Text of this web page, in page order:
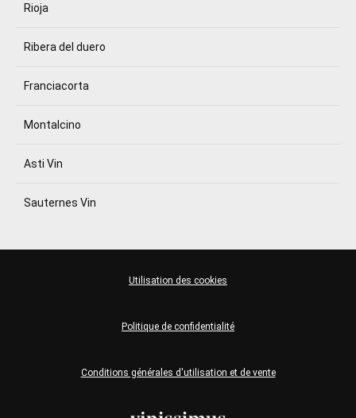
Rioja
Ribera del duero
Franciacorta
Montalcino
Asti Vin
Sauternes Vin
Conditions générales d'utilisation et de vente
Politique de confidentialité
Utilisation des cookies